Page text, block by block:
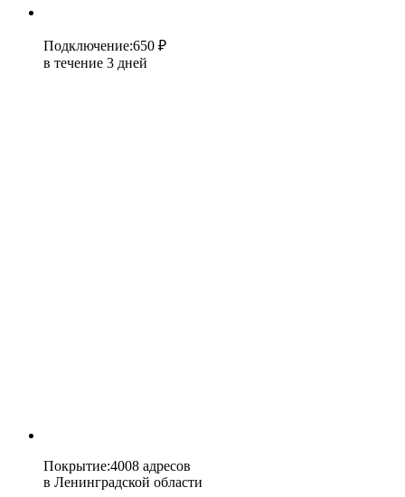
Подключение:650 ₽
в течение 3 дней
Покрытие:4008 адресов
в Ленинградской области